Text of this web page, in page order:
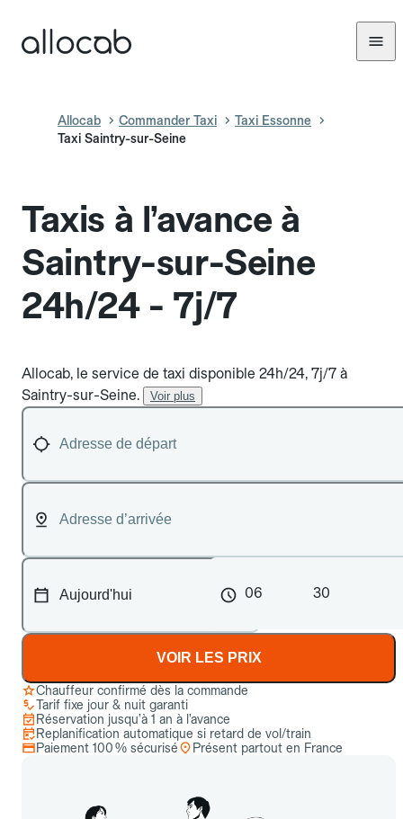
Allocab Commander Taxi
Taxi Essonne
Taxi Saintry-sur-Seine
Taxis à l’avance à
Saintry-sur-Seine
24h/24 - 7j/7
Allocab, le service de taxi disponible 24h/24, 7j/7 à
Saintry-sur-Seine.
Voir plus
06 30
VOIR LES PRIX
Chauffeur confirmé dès la commande
Tarif fixe jour & nuit garanti
Réservation jusqu’à 1 an à l’avance
Replanification automatique si retard de vol/train
Paiement 100 % sécurisé
Présent partout en France